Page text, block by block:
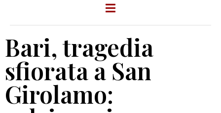
Bari, tragedia
sfiorata a San
Girolamo: